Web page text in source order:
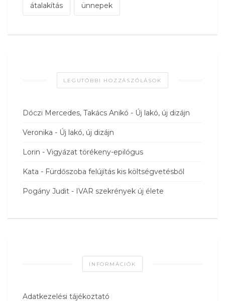
átalakítás ünnepek
LEGUTÓBBI HOZZÁSZÓLÁSOK
Dóczi Mercedes, Takács Anikó - Új lakó, új dizájn
Veronika - Új lakó, új dizájn
Lorin - Vigyázat törékeny-epilógus
Kata - Fürdőszoba felújítás kis költségvetésből
Pogány Judit - IVAR szekrények új élete
INFORMÁCIÓK
Adatkezelési tájékoztató